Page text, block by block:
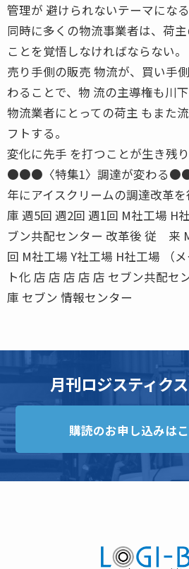
管理が 避けられないテーマになる
同時に多くの物流事業者は、荷
ことを覚悟しなければならない。
売り手側の販売 物流が、買い手
わることで、物 流の主導権も川下
物流業者にとっての荷主 もまた
フトする。
変化に先手 を打つことが生き残
●●●〈特集1〉調達が変わる
年にアイスクリームの調達改革
庫 週5回 週2回 週1回 M社工場 H
ブン共配センター 改革後 従 来
回 M社工場 Y社工場 H社工場 （
ト化 店 店 店 店 店 セブン共配セ
庫 セブン 情報センター
月刊ロジスティク
購読のお申し込みは